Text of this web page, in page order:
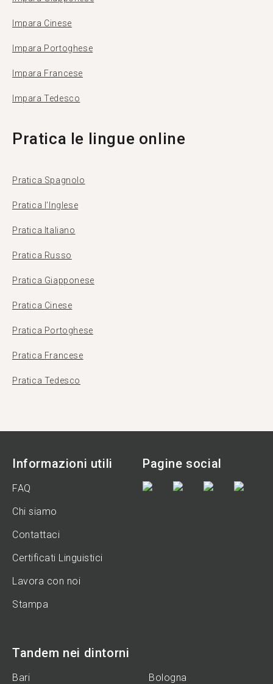
Impara Cinese
Impara Portoghese
Impara Francese
Impara Tedesco
Pratica le lingue online
Pratica Spagnolo
Pratica l'Inglese
Pratica Italiano
Pratica Russo
Pratica Giapponese
Pratica Cinese
Pratica Portoghese
Pratica Francese
Pratica Tedesco
Informazioni utili
FAQ
Chi siamo
Contattaci
Certificati Linguistici
Lavora con noi
Stampa
Pagine social
Tandem nei dintorni
Bari
Bologna